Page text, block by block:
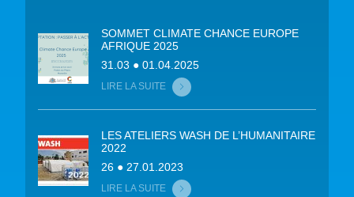
SOMMET CLIMATE CHANCE EUROPE
AFRIQUE 2025
31.03 ● 01.04.2025
LIRE LA SUITE
LES ATELIERS WASH DE L’HUMANITAIRE
2022
26 ● 27.01.2023
LIRE LA SUITE